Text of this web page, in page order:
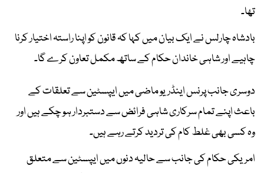
تھا۔
بادشاہ چارلس نے ایک بیان میں کہا کہ قانون کو اپنا راستہ اختیار کرنا
چاہیے اور شاہی خاندان حکام کے ساتھ مکمل تعاون کرے گا۔
دوسری جانب پرنس اینڈریو ماضی میں ایپسٹین سے تعلقات کے
باعث اپنے تمام سرکاری شاہی فرائض سے دستبردار ہو چکے ہیں اور
وہ کسی بھی غلط کام کی تردید کرتے رہے ہیں۔
امریکی حکام کی جانب سے حالیہ دنوں میں ایپسٹین سے متعلق